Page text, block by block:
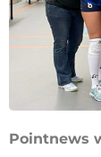
Pointnews